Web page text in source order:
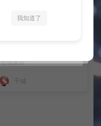
坐骑展示
我知道了